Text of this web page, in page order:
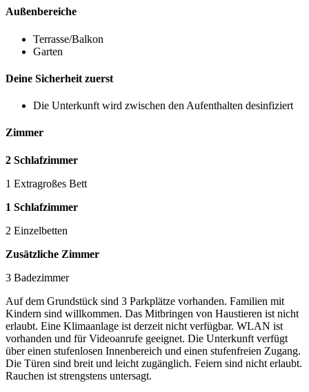
Außenbereiche
Terrasse/Balkon
Garten
Deine Sicherheit zuerst
Die Unterkunft wird zwischen den Aufenthalten desinfiziert
Zimmer
2 Schlafzimmer
1 Extragroßes Bett
1 Schlafzimmer
2 Einzelbetten
Zusätzliche Zimmer
3 Badezimmer
Auf dem Grundstück sind 3 Parkplätze vorhanden. Familien mit
Kindern sind willkommen. Das Mitbringen von Haustieren ist nicht
erlaubt. Eine Klimaanlage ist derzeit nicht verfügbar. WLAN ist
vorhanden und für Videoanrufe geeignet. Die Unterkunft verfügt
über einen stufenlosen Innenbereich und einen stufenfreien Zugang.
Die Türen sind breit und leicht zugänglich. Feiern sind nicht erlaubt.
Rauchen ist strengstens untersagt.